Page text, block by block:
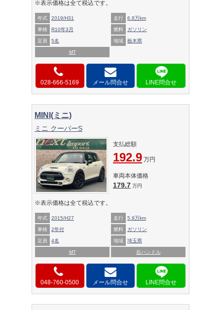
※表示価格は全て税込です。
年式 2019/H31 走行 6.8万km
車検 R10年3月 燃料 ガソリン
定員 5名 地域 栃木県
MT
028-666-5169 メール問合せ
MINI(ミニ)
ミニ クーパーS
支払総額
192.9 万円
車両本体価格
179.7 万円
※表示価格は全て税込です。
年式 2015/H27 走行 5.9万km
車検 2年付 燃料 ガソリン
定員 4名 地域 埼玉県
MT 右ハンドル
048-760-0500 メール問合せ